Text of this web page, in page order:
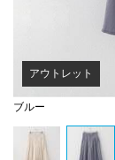
ブルー
アウトレット